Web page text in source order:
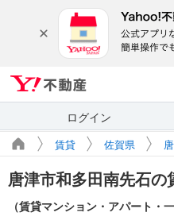
ログイン
賃貸 佐賀県
唐津市和多田南先石の
（賃貸マンション・アパート・